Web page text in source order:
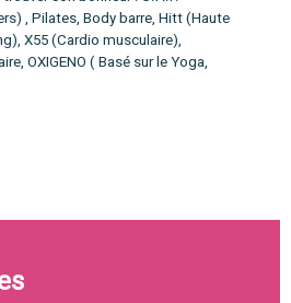
, Pilates, Body barre, Hitt (Haute
X55 (Cardio musculaire),
OXIGENO ( Basé sur le Yoga,